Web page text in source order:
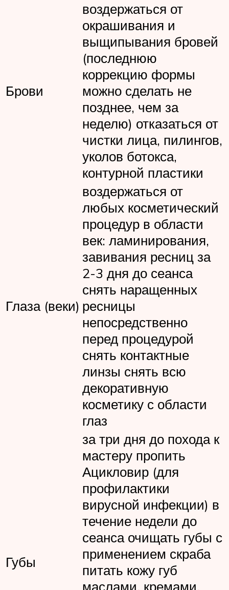
Брови
воздержаться от
окрашивания и
выщипывания бровей
(последнюю
коррекцию формы
можно сделать не
позднее, чем за
неделю) отказаться от
чистки лица, пилингов,
уколов ботокса,
контурной пластики
Глаза (веки)
воздержаться от
любых косметический
процедур в области
век: ламинирования,
завивания ресниц за
2-3 дня до сеанса
снять наращенных
ресницы
непосредственно
перед процедурой
снять контактные
линзы снять всю
декоративную
косметику с области
глаз
Губы
за три дня до похода к
мастеру пропить
Ацикловир (для
профилактики
вирусной инфекции) в
течение недели до
сеанса очищать губы с
применением скраба
питать кожу губ
маслами, кремами,